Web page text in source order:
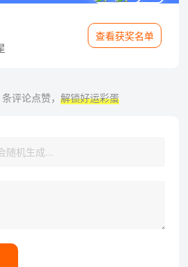
查看获奖名单
条评论点赞，解锁好运彩蛋